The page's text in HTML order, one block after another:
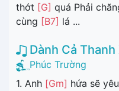
thớt [G] quá Phải
cùng [B7] lá ...
Dành Cả
Phúc Trường
1. Anh [Gm] hứa sẽ yêu